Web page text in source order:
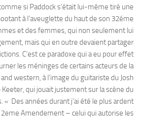
si Paddock s’était lui-même tiré une
à l’aveuglette du haut de son 32éme
et des femmes, qui non seulement lui
mais qui en outre devaient partager
C’est ce paradoxe qui a eu pour effet
les méninges de certains acteurs de la
western, à l’image du guitariste du Josh
Keeter, qui jouait justement sur la scène du
« Des années durant j’ai été le plus ardent
Amendement – celui qui autorise les